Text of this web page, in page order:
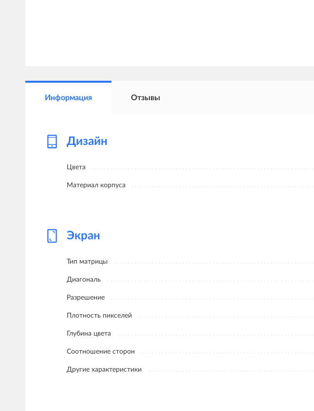
Информация Отзывы
Дизайн
Цвета
Материал корпуса
Экран
Тип матрицы
Диагональ
Разрешение
Плотность пикселей
Глубина цвета
Соотношение сторон
Другие характеристики